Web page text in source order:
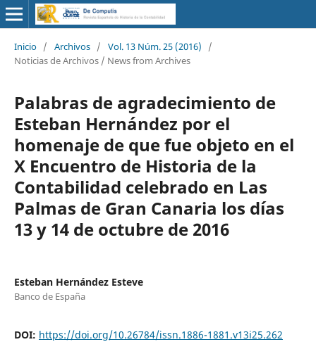
Inicio / Archivos / Vol. 13 Núm. 25 (2016)
/
Noticias de Archivos / News from Archives
Palabras de agradecimiento de
Esteban Hernández por el
homenaje de que fue objeto en el
X Encuentro de Historia de la
Contabilidad celebrado en Las
Palmas de Gran Canaria los días
13 y 14 de octubre de 2016
Esteban Hernández Esteve
Banco de España
DOI: https://doi.org/10.26784/issn.1886-1881.v13i25.262